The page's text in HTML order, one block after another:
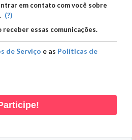
em contato com você sobre
(?)
receber essas comunicações.
de Serviço e as Políticas de